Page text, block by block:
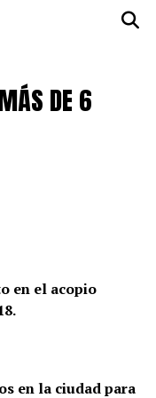
DE 6
en el acopio
en la ciudad para